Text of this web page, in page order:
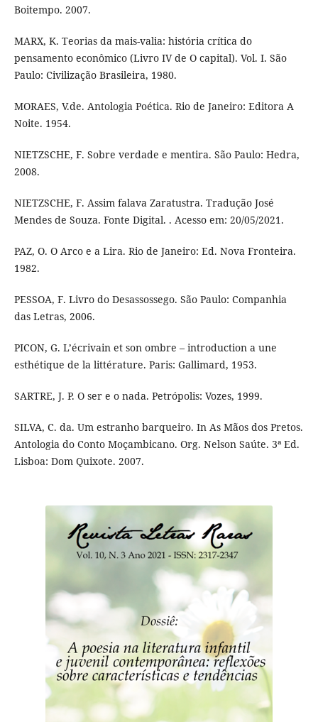
Boitempo. 2007.
MARX, K. Teorias da mais-valia: história crítica do
pensamento econômico (Livro IV de O capital). Vol. I. São
Paulo: Civilização Brasileira, 1980.
MORAES, V.de. Antologia Poética. Rio de Janeiro: Editora A
Noite. 1954.
NIETZSCHE, F. Sobre verdade e mentira. São Paulo: Hedra,
2008.
NIETZSCHE, F. Assim falava Zaratustra. Tradução José
Mendes de Souza. Fonte Digital. . Acesso em: 20/05/2021.
PAZ, O. O Arco e a Lira. Rio de Janeiro: Ed. Nova Fronteira.
1982.
PESSOA, F. Livro do Desassossego. São Paulo: Companhia
das Letras, 2006.
PICON, G. L’écrivain et son ombre – introduction a une
esthétique de la littérature. Paris: Gallimard, 1953.
SARTRE, J. P. O ser e o nada. Petrópolis: Vozes, 1999.
SILVA, C. da. Um estranho barqueiro. In As Mãos dos Pretos.
Antologia do Conto Moçambicano. Org. Nelson Saúte. 3ª Ed.
Lisboa: Dom Quixote. 2007.